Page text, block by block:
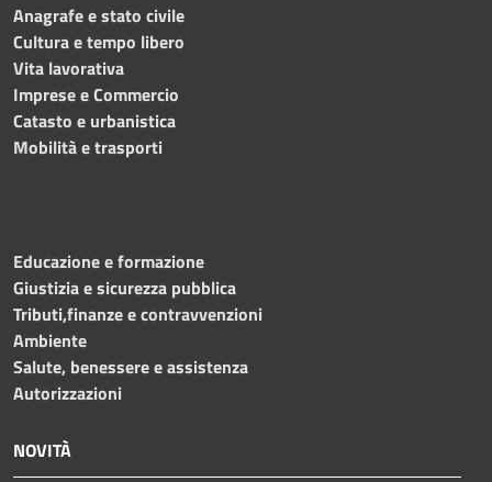
Anagrafe e stato civile
Cultura e tempo libero
Vita lavorativa
Imprese e Commercio
Catasto e urbanistica
Mobilità e trasporti
Educazione e formazione
Giustizia e sicurezza pubblica
Tributi,finanze e contravvenzioni
Ambiente
Salute, benessere e assistenza
Autorizzazioni
NOVITÀ